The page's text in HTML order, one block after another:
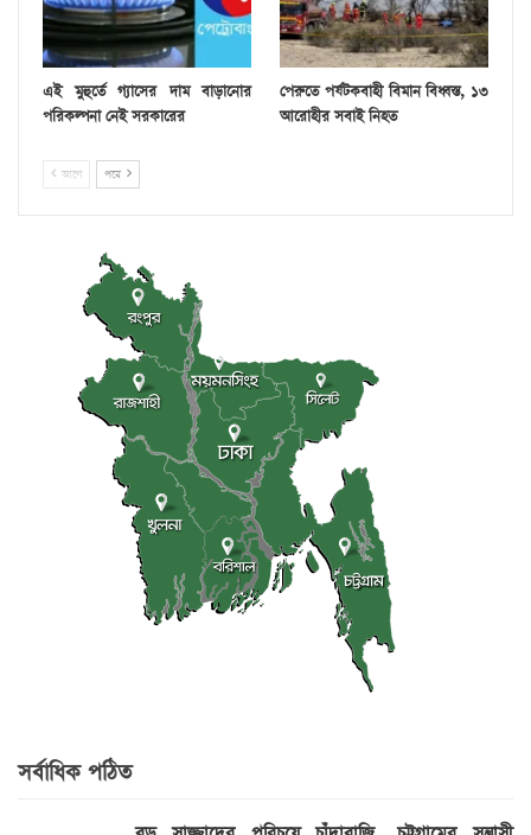
এই মুহুর্তে গ্যাসের দাম বাড়ানোর
পরিকল্পনা নেই সরকারের
পেরুতে পর্যটকবাহী বিমান বিধ্বস্ত, ১৩
আরোহীর সবাই নিহত
আগে পরে
সর্বাধিক পঠিত